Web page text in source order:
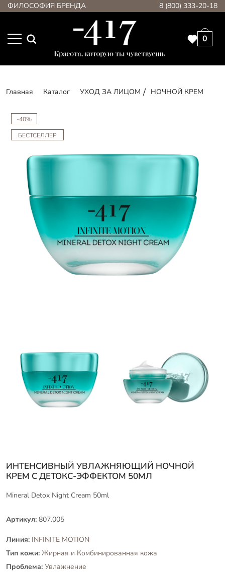
ФИЛОСОФИЯ БРЕНДА 8 (800) 333-20-18
0
Главная Каталог УХОД ЗА ЛИЦОМ НОЧНОЙ КРЕМ
-40%
БЕСТСЕЛЛЕР
ИНТЕНСИВНЫЙ УВЛАЖНЯЮЩИЙ НОЧНОЙ
КРЕМ С ДЕТОКС-ЭФФЕКТОМ 50МЛ
Mineral Detox Night Cream 50ml
Артикул: 807.005
Линия: INFINITE MOTION
Тип кожи: Жирная и Комбинированная кожа
Проблема: Увлажнение